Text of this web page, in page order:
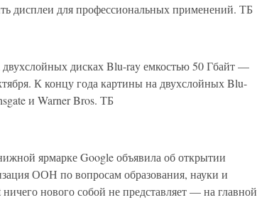
дисплеи для профессиональных применений. ТБ
дисках Blu-ray емкостью 50 Гбайт —
К концу года картины на двухслойных Blu-
и Warner Bros. ТБ
ярмарке Google объявила об открытии
ООН по вопросам образования, науки и
нового собой не представляет — на главной